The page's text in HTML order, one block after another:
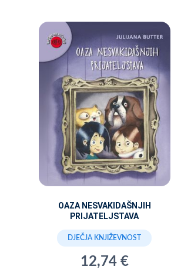
OAZA NESVAKIDAŠNJIH
PRIJATELJSTAVA
DJEČJA KNJIŽEVNOST
12,74 €